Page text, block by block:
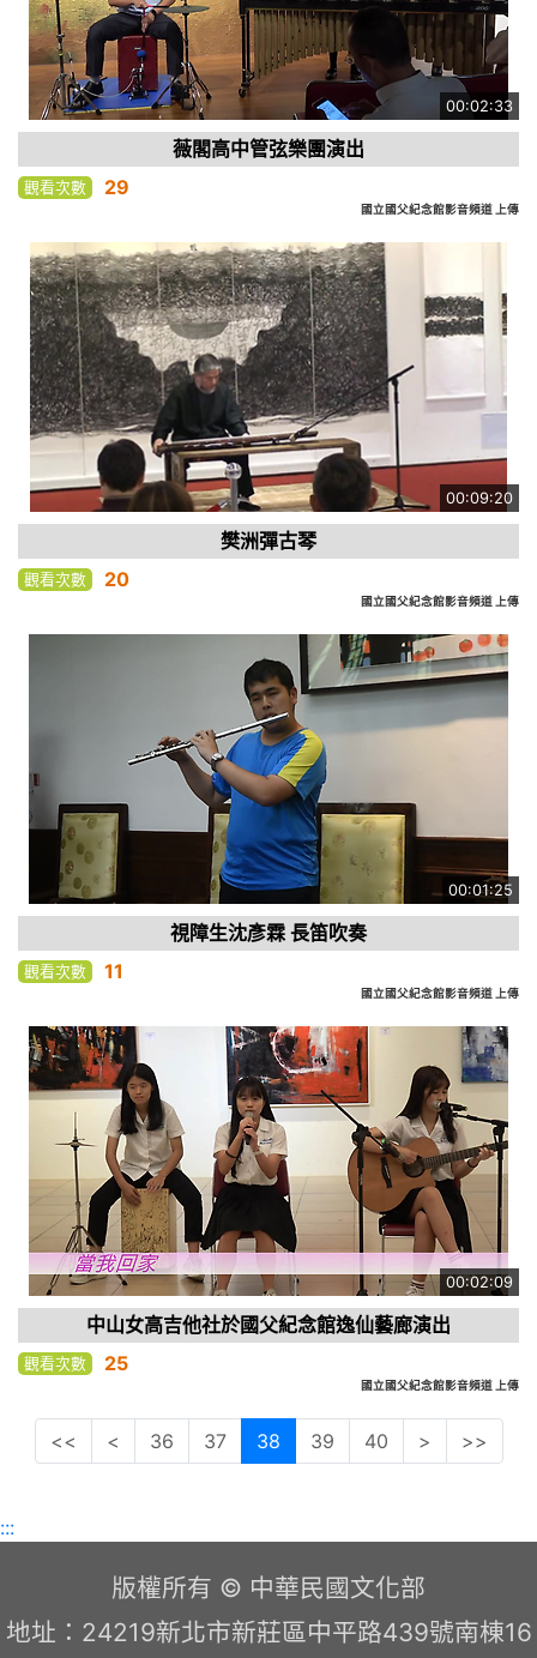
00:02:33
薇閣高中管弦樂團演出
觀看次數 29
國立國父紀念館影音頻道 上傳
00:09:20
樊洲彈古琴
觀看次數 20
國立國父紀念館影音頻道 上傳
00:01:25
視障生沈彥霖 長笛吹奏
觀看次數 11
國立國父紀念館影音頻道 上傳
00:02:09
中山女高吉他社於國父紀念館逸仙藝廊演出
觀看次數 25
國立國父紀念館影音頻道 上傳
<< < 36 37 38 39 40 > >>
:::
版權所有 © 中華民國文化部
地址：24219新北市新莊區中平路439號南棟16